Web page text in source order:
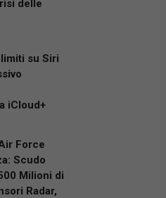
delle
su Siri
iCloud+
Force
Scudo
Milioni di
Radar,